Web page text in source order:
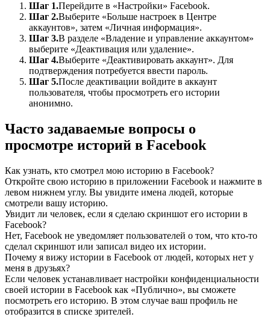
Шаг 1.Перейдите в «Настройки» Facebook.
Шаг 2.Выберите «Больше настроек в Центре
аккаунтов», затем «Личная информация».
Шаг 3.В разделе «Владение и управление аккаунтом»
выберите «Деактивация или удаление».
Шаг 4.Выберите «Деактивировать аккаунт». Для
подтверждения потребуется ввести пароль.
Шаг 5.После деактивации войдите в аккаунт
пользователя, чтобы просмотреть его истории
анонимно.
Часто задаваемые вопросы о
просмотре историй в Facebook
Как узнать, кто смотрел мою историю в Facebook?
Откройте свою историю в приложении Facebook и нажмите в
левом нижнем углу. Вы увидите имена людей, которые
смотрели вашу историю.
Увидит ли человек, если я сделаю скриншот его истории в
Facebook?
Нет, Facebook не уведомляет пользователей о том, что кто-то
сделал скриншот или записал видео их истории.
Почему я вижу истории в Facebook от людей, которых нет у
меня в друзьях?
Если человек устанавливает настройки конфиденциальности
своей истории в Facebook как «Публично», вы сможете
посмотреть его историю. В этом случае ваш профиль не
отобразится в списке зрителей.